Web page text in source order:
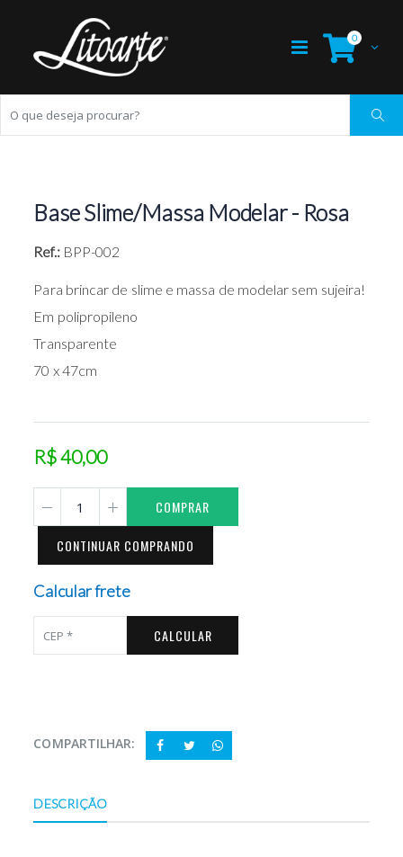
0
Base Slime/Massa Modelar - Rosa
Ref.: BPP-002
Para brincar de slime e massa de modelar sem sujeira!
Em polipropileno
Transparente
70 x 47cm
R$ 40,00
COMPRAR
CONTINUAR COMPRANDO
Calcular frete
CALCULAR
COMPARTILHAR:
DESCRIÇÃO